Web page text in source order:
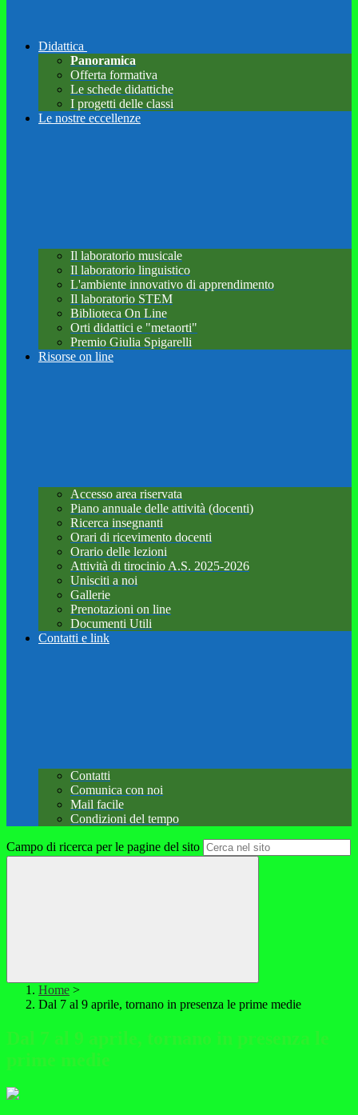
Didattica
Panoramica
Offerta formativa
Le schede didattiche
I progetti delle classi
Le nostre eccellenze
Il laboratorio musicale
Il laboratorio linguistico
L'ambiente innovativo di apprendimento
Il laboratorio STEM
Biblioteca On Line
Orti didattici e "metaorti"
Premio Giulia Spigarelli
Risorse on line
Accesso area riservata
Piano annuale delle attività (docenti)
Ricerca insegnanti
Orari di ricevimento docenti
Orario delle lezioni
Attività di tirocinio A.S. 2025-2026
Unisciti a noi
Gallerie
Prenotazioni on line
Documenti Utili
Contatti e link
Contatti
Comunica con noi
Mail facile
Condizioni del tempo
Campo di ricerca per le pagine del sito
Home >
Dal 7 al 9 aprile, tornano in presenza le prime medie
Dal 7 al 9 aprile, tornano in presenza le
prime medie